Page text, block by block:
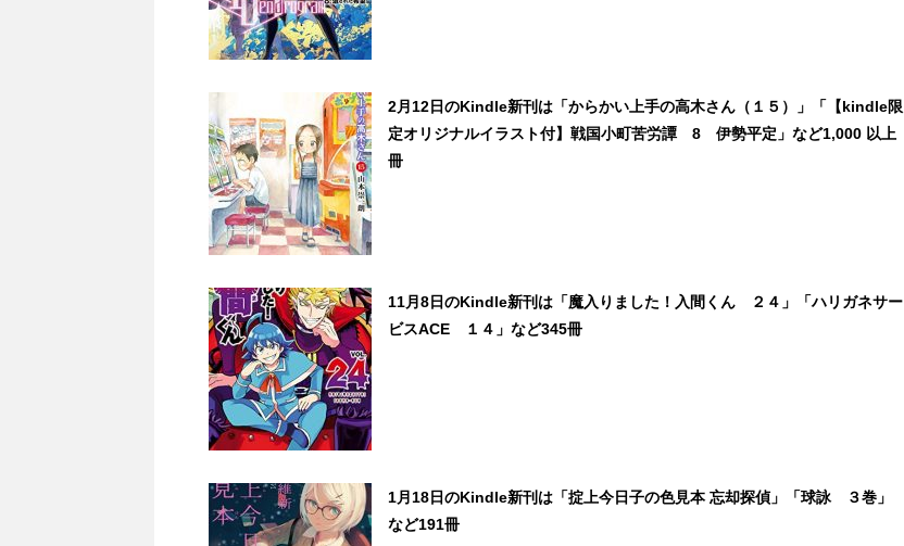
2月12日のKindle新刊は「からかい上手の高木さん（１５）」「【kindle限
定オリジナルイラスト付】戦国小町苦労譚 8 伊勢平定」など1,000 以上
冊
11月8日のKindle新刊は「魔入りました！入間くん ２４」「ハリガネサー
ビスACE １４」など345冊
1月18日のKindle新刊は「掟上今日子の色見本 忘却探偵」「球詠 ３巻」
など191冊